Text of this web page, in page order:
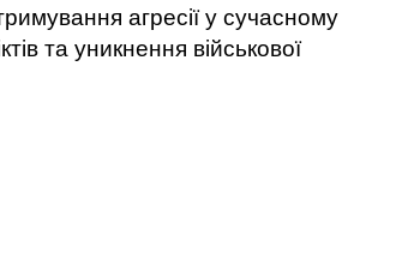
агресії у сучасному
та уникнення військової